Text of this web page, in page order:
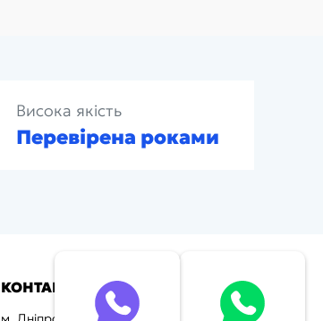
Висока якість
Перевірена роками
КОНТАКТИ